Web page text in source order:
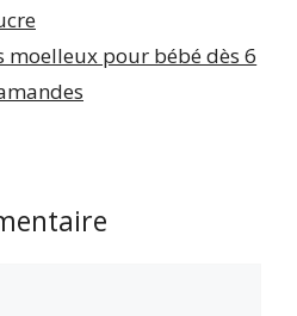
moelleux pour bébé dès 6